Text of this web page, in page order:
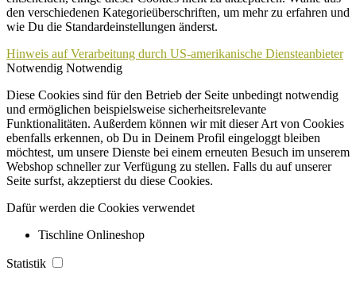
den verschiedenen Kategorieüberschriften, um mehr zu erfahren und
wie Du die Standardeinstellungen änderst.
Hinweis auf Verarbeitung durch US-amerikanische Diensteanbieter
Notwendig Notwendig
Diese Cookies sind für den Betrieb der Seite unbedingt notwendig
und ermöglichen beispielsweise sicherheitsrelevante
Funktionalitäten. Außerdem können wir mit dieser Art von Cookies
ebenfalls erkennen, ob Du in Deinem Profil eingeloggt bleiben
möchtest, um unsere Dienste bei einem erneuten Besuch im unserem
Webshop schneller zur Verfügung zu stellen. Falls du auf unserer
Seite surfst, akzeptierst du diese Cookies.
Dafür werden die Cookies verwendet
Tischline Onlineshop
Statistik